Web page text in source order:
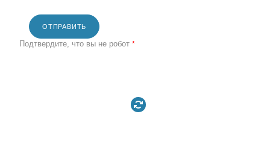
ОТПРАВИТЬ
Подтвердите, что вы не робот *